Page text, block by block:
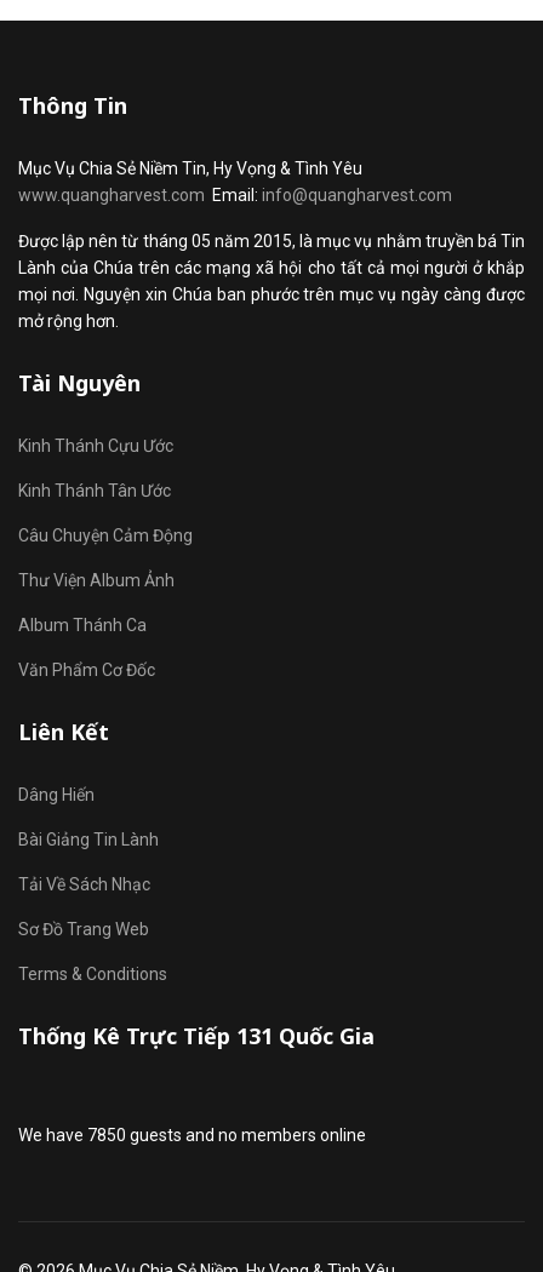
Thông Tin
Mục Vụ Chia Sẻ Niềm Tin, Hy Vọng & Tình Yêu
www.quangharvest.com Email: info@quangharvest.com
Được lập nên từ tháng 05 năm 2015, là mục vụ nhằm truyền bá Tin
Lành của Chúa trên các mạng xã hội cho tất cả mọi người ở khắp
mọi nơi. Nguyện xin Chúa ban phước trên mục vụ ngày càng được
mở rộng hơn.
Tài Nguyên
Kinh Thánh Cựu Ước
Kinh Thánh Tân Ước
Câu Chuyện Cảm Động
Thư Viện Album Ảnh
Album Thánh Ca
Văn Phẩm Cơ Đốc
Liên Kết
Dâng Hiến
Bài Giảng Tin Lành
Tải Về Sách Nhạc
Sơ Đồ Trang Web
Terms & Conditions
Thống Kê Trực Tiếp 131 Quốc Gia
We have 7850 guests and no members online